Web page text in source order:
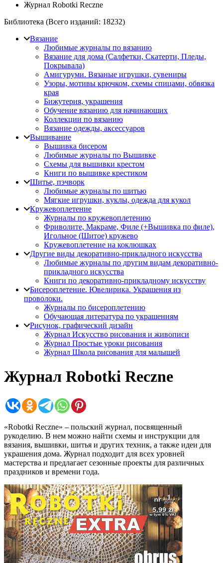
Журнал Robotki Reczne
Библиотека (Всего изданий: 18232)
Вязание
Любимые журналы по вязанию
Вязание для дома (Салфетки, Скатерти, Пледы,
Покрывала)
Амигуруми. Вязаные игрушки, сувениры
Узоры, мотивы крючком, схемы спицами, обвязка
края
Бижутерия, украшения
Обучение вязанию для начинающих
Коллекции по вязанию
Вязание одежды, аксессуаров
Вышивание
Вышивка бисером
Любимые журналы по Вышивке
Схемы для вышивки крестом
Книги по вышивке крестиком
Шитье, пэчворк
Любимые журналы по шитью
Мягкие игрушки, куклы, одежда для кукол
Кружевоплетение
Журналы по кружевоплетению
Фриволите, Макраме, Филе (+Вышивка по филе),
Игольное (Шитое) кружево
Кружевоплетение на коклюшках
Другие виды декоративно-прикладного искусства
Любимые журналы по другим видам декоративно-
прикладного искусства
Книги по декоративно-прикладному искусству
Бисероплетение. Ювелирика. Украшения из
проволоки.
Журналы по бисероплетению
Обучающая литература по украшениям
Рисунок, графический дизайн
Журнал Искусство рисования и живописи
Журнал Простые уроки рисования
Журнал Школа рисования для малышей
Журнал Robotki Reczne
«Robotki Reczne» – польский журнал, посвященный
рукоделию. В нем можно найти схемы и инструкции для
вязания, вышивки, шитья и других техник, а также идеи для
украшения дома. Журнал подходит для всех уровней
мастерства и предлагает сезонные проекты для различных
праздников и времени года.